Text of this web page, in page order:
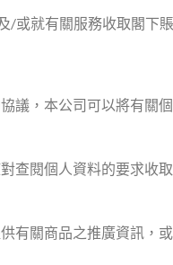
/或就有關服務收取閣下
議，本公司可以將有關
查閱個人資料的要求收
有關商品之推廣資訊，